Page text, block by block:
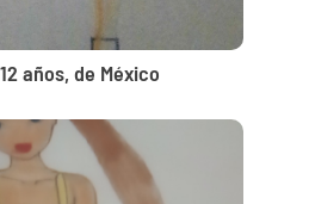
años, de México